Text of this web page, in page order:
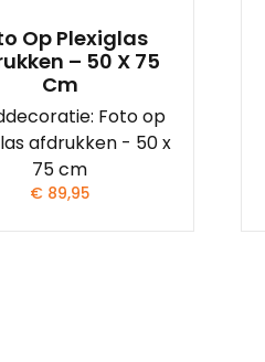
Op Plexiglas
– 50 X 75
Cm
Foto op
afdrukken - 50 x
75 cm
€ 89,95